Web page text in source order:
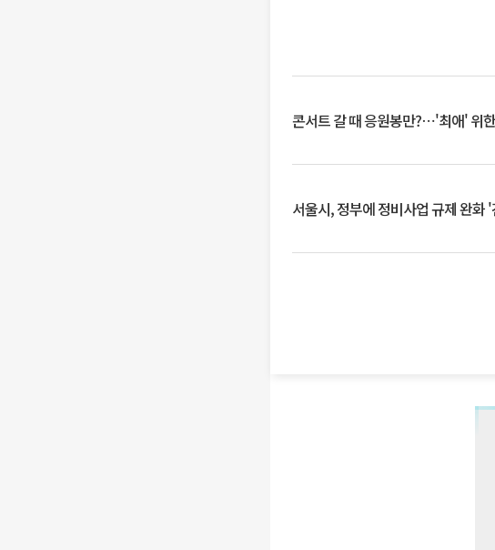
콘서트 갈 때 응원봉만?⋯'최애' 위
서울시, 정부에 정비사업 규제 완